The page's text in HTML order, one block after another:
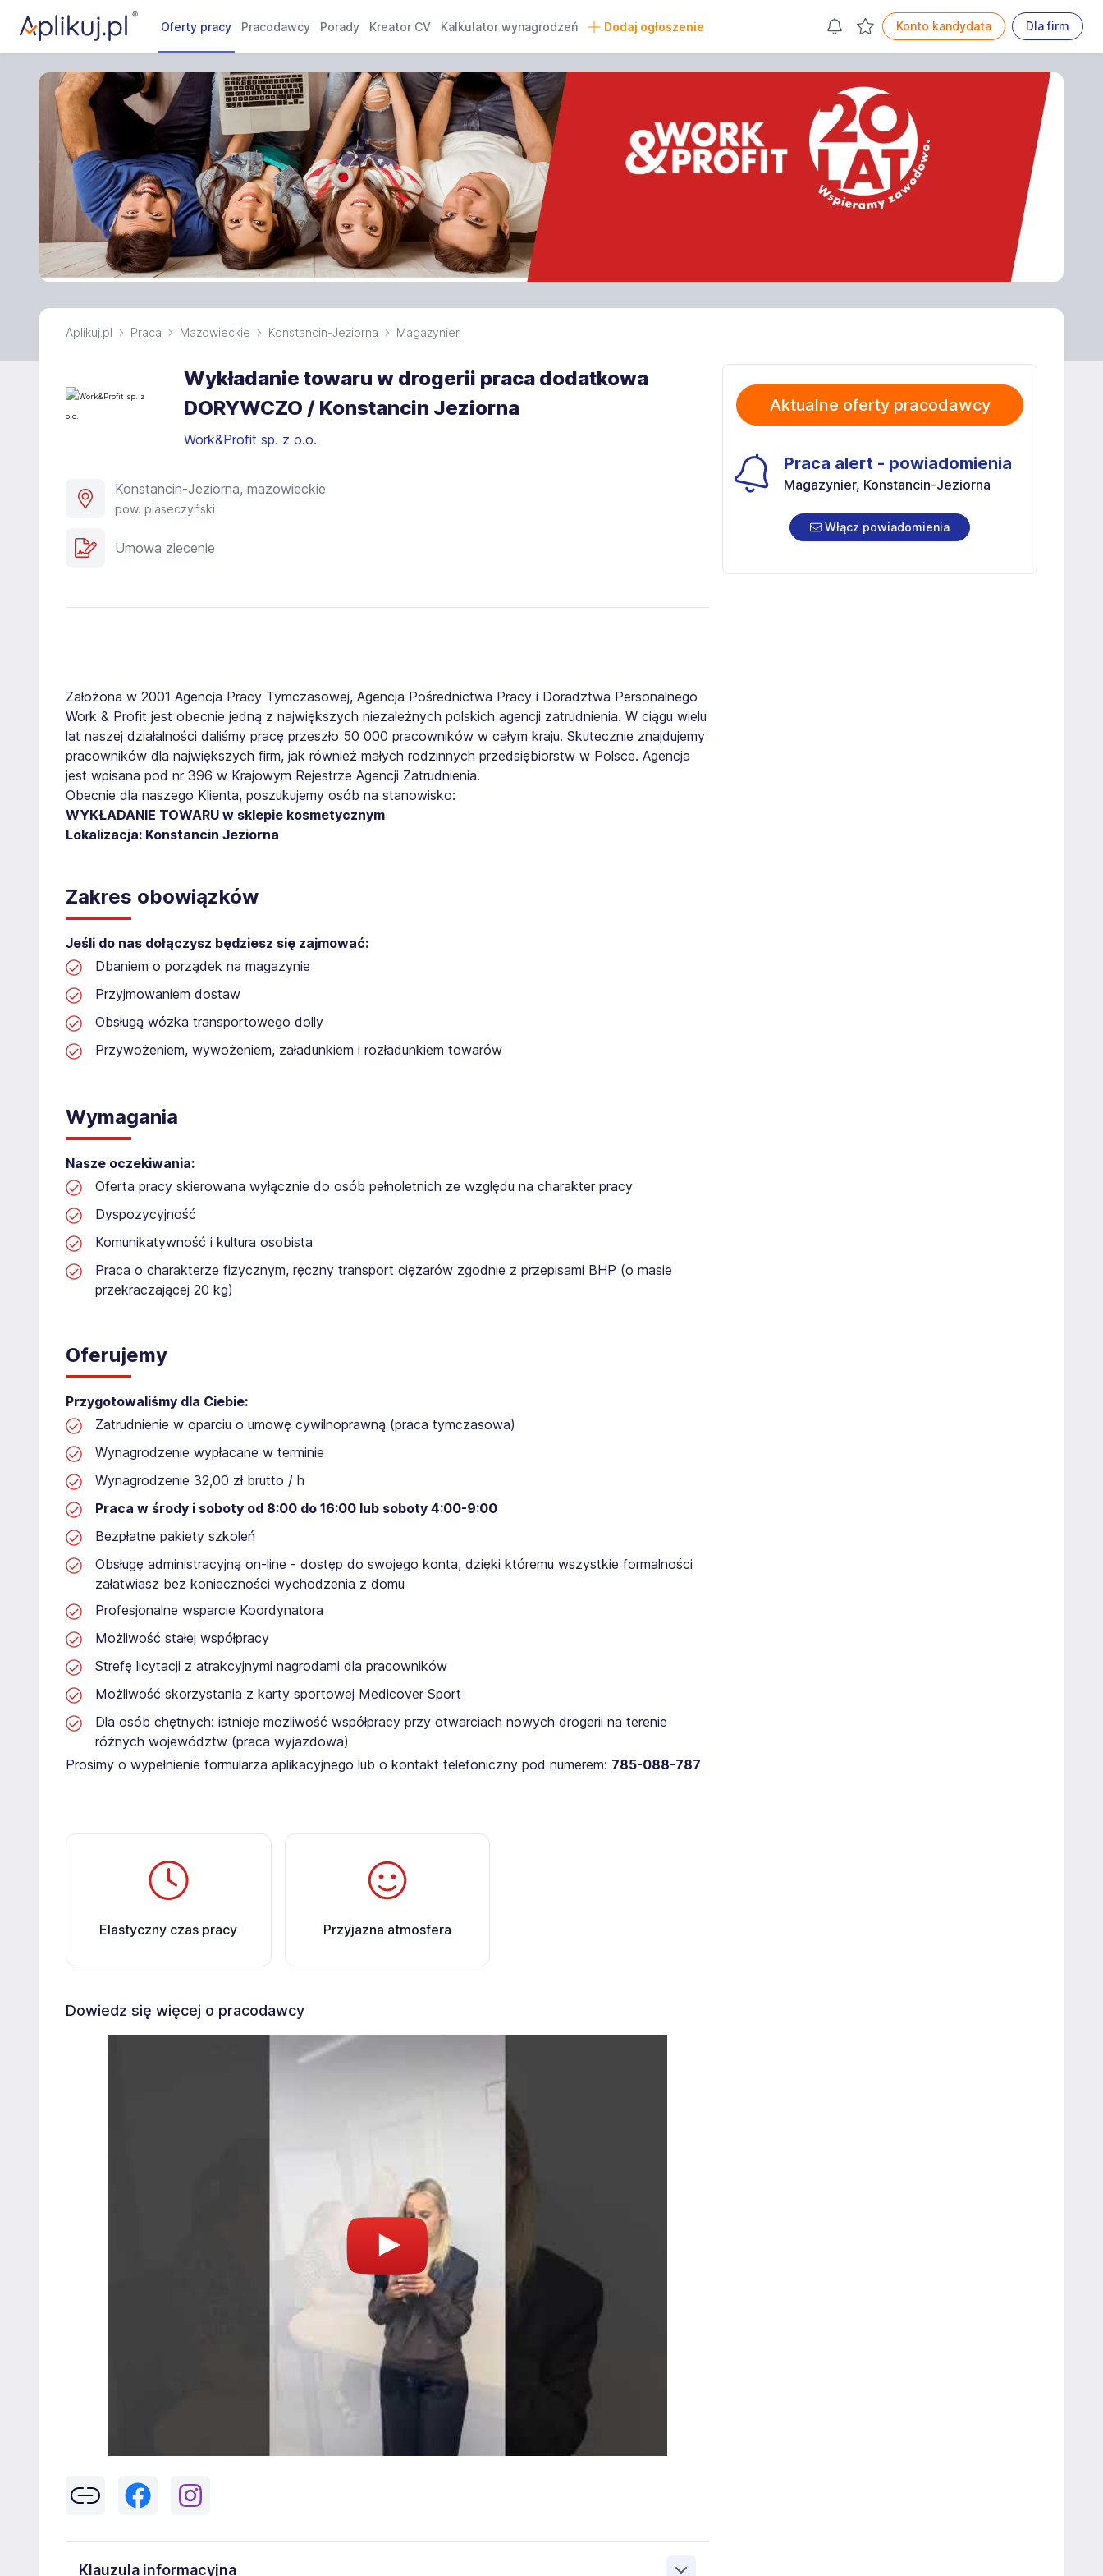
Oferty pracy Pracodawcy Porady Kreator CV Kalkulator wynagrodzeń Dodaj ogłoszenie Konto kandydata Dla firm
Aplikuj.pl Praca Mazowieckie Konstancin-Jeziorna Magazynier
Wykładanie towaru w drogerii praca dodatkowa
DORYWCZO / Konstancin Jeziorna
Work&Profit sp. z o.o.
Konstancin-Jeziorna, mazowieckie
pow. piaseczyński
Umowa zlecenie
Założona w 2001 Agencja Pracy Tymczasowej, Agencja Pośrednictwa Pracy i Doradztwa Personalnego
Work & Profit jest obecnie jedną z największych niezależnych polskich agencji zatrudnienia. W ciągu wielu
lat naszej działalności daliśmy pracę przeszło 50 000 pracowników w całym kraju. Skutecznie znajdujemy
pracowników dla największych firm, jak również małych rodzinnych przedsiębiorstw w Polsce. Agencja
jest wpisana pod nr 396 w Krajowym Rejestrze Agencji Zatrudnienia.
Obecnie dla naszego Klienta, poszukujemy osób na stanowisko:
WYKŁADANIE TOWARU w sklepie kosmetycznym
Lokalizacja: Konstancin Jeziorna
Zakres obowiązków
Jeśli do nas dołączysz będziesz się zajmować:
Dbaniem o porządek na magazynie
Przyjmowaniem dostaw
Obsługą wózka transportowego dolly
Przywożeniem, wywożeniem, załadunkiem i rozładunkiem towarów
Wymagania
Nasze oczekiwania:
Oferta pracy skierowana wyłącznie do osób pełnoletnich ze względu na charakter pracy
Dyspozycyjność
Komunikatywność i kultura osobista
Praca o charakterze fizycznym, ręczny transport ciężarów zgodnie z przepisami BHP (o masie
przekraczającej 20 kg)
Oferujemy
Przygotowaliśmy dla Ciebie:
Zatrudnienie w oparciu o umowę cywilnoprawną (praca tymczasowa)
Wynagrodzenie wypłacane w terminie
Wynagrodzenie 32,00 zł brutto / h
Praca w środy i soboty od 8:00 do 16:00 lub soboty 4:00-9:00​​
Bezpłatne pakiety szkoleń
Obsługę administracyjną on-line - dostęp do swojego konta, dzięki któremu wszystkie formalności
załatwiasz bez konieczności wychodzenia z domu
Profesjonalne wsparcie Koordynatora
Możliwość stałej współpracy
Strefę licytacji z atrakcyjnymi nagrodami dla pracowników
Możliwość skorzystania z karty sportowej Medicover Sport
Dla osób chętnych: istnieje możliwość współpracy przy otwarciach nowych drogerii na terenie
różnych województw (praca wyjazdowa)
Prosimy o wypełnienie formularza aplikacyjnego lub o kontakt telefoniczny pod numerem: 785-088-787
Elastyczny czas pracy Przyjazna atmosfera
Dowiedz się więcej o pracodawcy
Klauzula informacyjna
Aktualne oferty pracodawcy
Praca alert - powiadomienia
Magazynier, Konstancin-Jeziorna
Włącz powiadomienia